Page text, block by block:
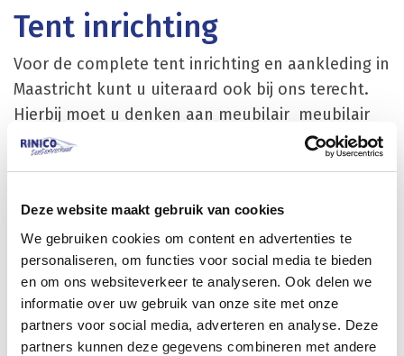
Deze website maakt gebruik van cookies
We gebruiken cookies om content en advertenties te
personaliseren, om functies voor social media te bieden
en om ons websiteverkeer te analyseren. Ook delen we
informatie over uw gebruik van onze site met onze
partners voor social media, adverteren en analyse. Deze
partners kunnen deze gegevens combineren met andere
Tent inrichting
Voor de complete tent inrichting en aankleding in
Maastricht kunt u uiteraard ook bij ons terecht.
Hierbij moet u denken aan meubilair meubilair
met bijpassende tafels en statafels geplooide of
achterwandkasten. Voor een complete
lichtinstallatie kunt u ook terecht bij Rinico. Denk
hierbij aan spots en kroonluchters. In de
wintermaanden is een verwarmde tent mogelijk
en in de zomer kunnen wij zorgen voor een airco
installatie. Tevens kunt u zeer nette